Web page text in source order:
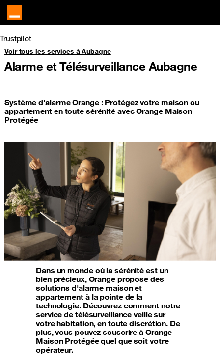
Trustpilot
Voir tous les services à Aubagne
Alarme et Télésurveillance Aubagne
Système d'alarme Orange : Protégez votre maison ou
appartement en toute sérénité avec Orange Maison
Protégée
Dans un monde où la sérénité est un
bien précieux, Orange propose des
solutions d'alarme maison et
appartement à la pointe de la
technologie. Découvrez comment notre
service de télésurveillance veille sur
votre habitation, en toute discrétion. De
plus, vous pouvez souscrire à Orange
Maison Protégée quel que soit votre
opérateur.